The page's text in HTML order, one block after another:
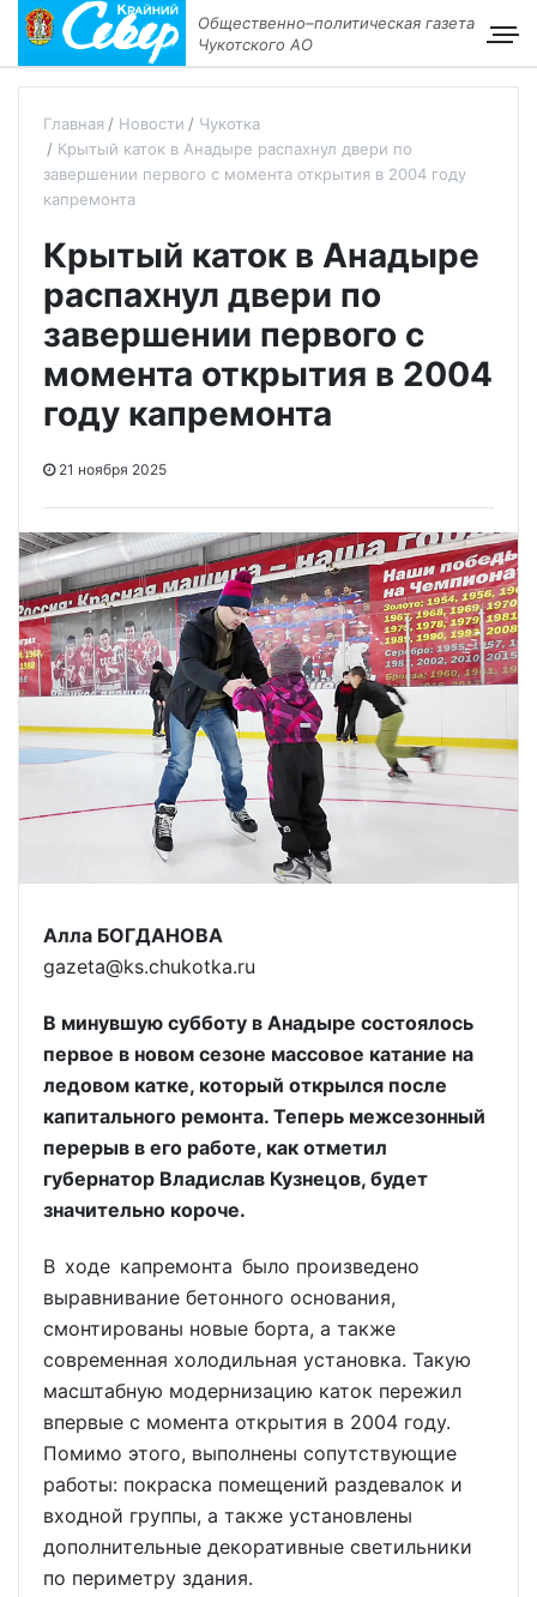
Общественно–политическая газета
Чукотского АО
Главная Новости
Чукотка
Крытый каток в Анадыре распахнул двери по
завершении первого с момента открытия в 2004 году
капремонта
Крытый каток в Анадыре
распахнул двери по
завершении первого с
момента открытия в 2004
году капремонта
21 ноября 2025
Алла БОГДАНОВА
gazeta@ks.chukotka.ru
В минувшую субботу в Анадыре состоялось
первое в новом сезоне массовое катание на
ледовом катке, который открылся после
капитального ремонта. Теперь межсезонный
перерыв в его работе, как отметил
губернатор Владислав Кузнецов, будет
значительно короче.
В ходе капремонта было произведено
выравнивание бетонного основания,
смонтированы новые борта, а также
современная холодильная установка. Такую
масштабную модернизацию каток пережил
впервые с момента открытия в 2004 году.
Помимо этого, выполнены сопутствующие
работы: покраска помещений раздевалок и
входной группы, а также установлены
дополнительные декоративные светильники
по периметру здания.